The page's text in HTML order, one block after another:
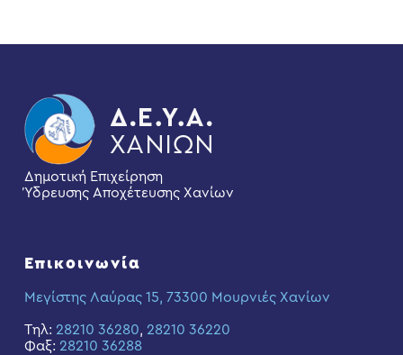
Δημοτική Επιχείρηση
Ύδρευσης Αποχέτευσης Χανίων
Επικοινωνία
Μεγίστης Λαύρας 15, 73300 Μουρνιές Χανίων
Τηλ: 28210 36280, 28210 36220
Φαξ: 28210 36288